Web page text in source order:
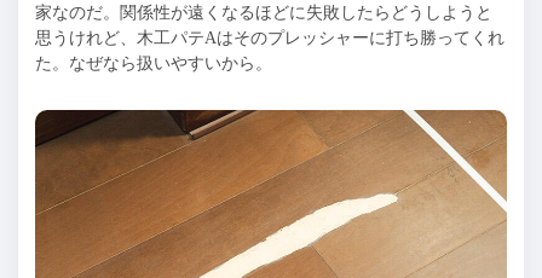
家なのだ。関係性が遠くなるほどに失敗したらどうしようと
思うけれど、木工パテAはそのプレッシャーに打ち勝ってくれ
た。なぜなら扱いやすいから。